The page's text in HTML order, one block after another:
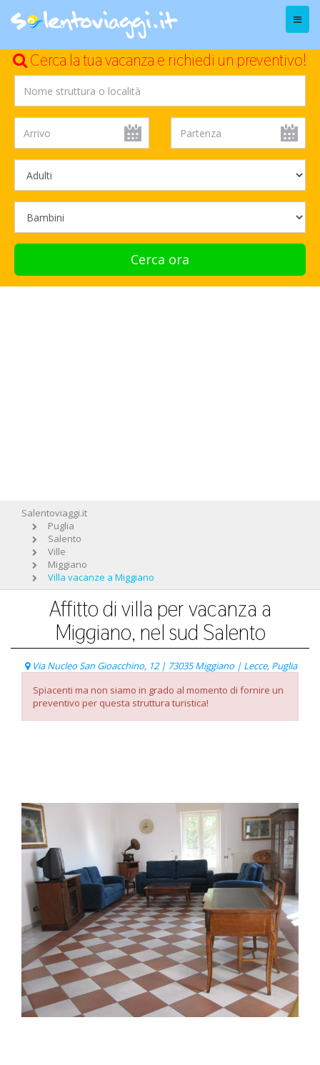
Menu
Cerca la tua vacanza e richiedi un preventivo!
Cerca ora
Salentoviaggi.it
Puglia
Salento
Ville
Miggiano
Villa vacanze a Miggiano
Affitto di villa per vacanza a
Miggiano, nel sud Salento
Via Nucleo San Gioacchino, 12 | 73035 Miggiano | Lecce, Puglia
Spiacenti ma non siamo in grado al momento di fornire un
preventivo per questa struttura turistica!